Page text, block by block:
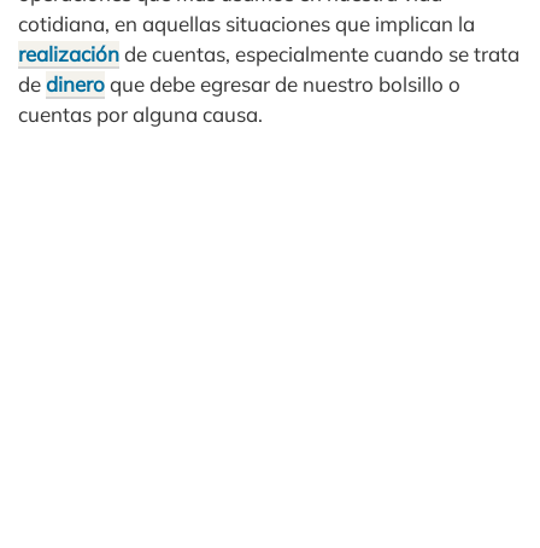
cotidiana, en aquellas situaciones que implican la
realizaciónde cuentas, especialmente cuando se trata
dedineroque debe egresar de nuestro bolsillo o
cuentas por alguna causa.